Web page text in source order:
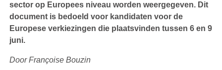
sector op Europees niveau worden weergegeven. Dit
document is bedoeld voor kandidaten voor de
Europese verkiezingen die plaatsvinden tussen 6 en 9
juni.
Door Françoise Bouzin